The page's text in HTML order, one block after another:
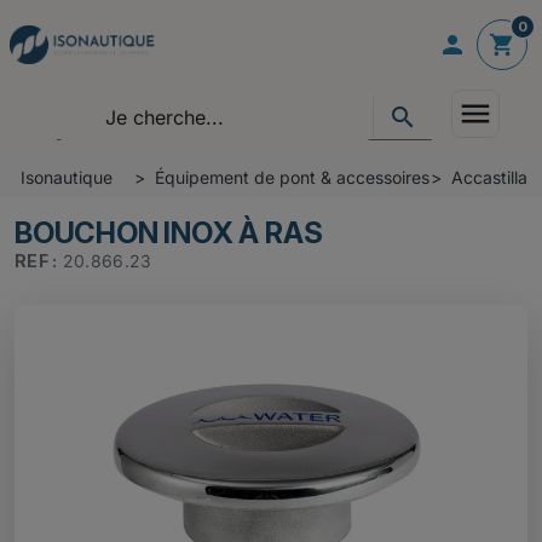
 shopping_cart
0
search menu
Isonautique Équipement de pont & accessoires
BOUCHON INOX À RAS
REF : 20.866.23